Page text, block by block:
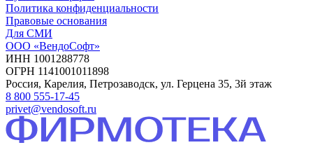
Политика конфиденциальности
Правовые основания
Для СМИ
ООО «ВендоСофт»
ИНН 1001288778
ОГРН 1141001011898
Россия, Карелия, Петрозаводск, ул. Герцена 35, 3й этаж
8 800 555-17-45
privet@vendosoft.ru